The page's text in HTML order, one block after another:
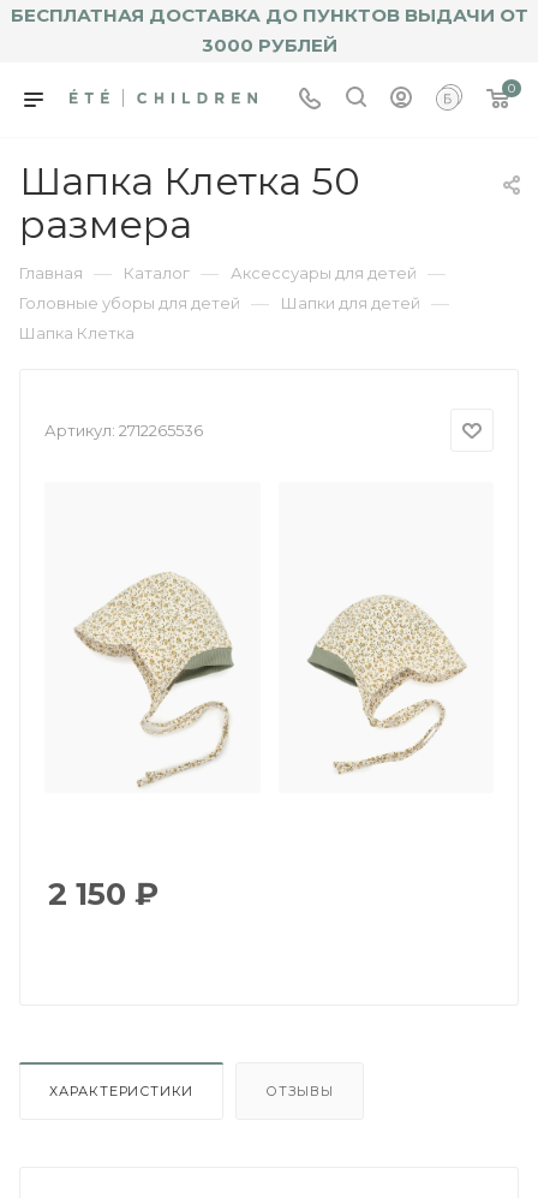
БЕСПЛАТНАЯ ДОСТАВКА ДО ПУНКТОВ ВЫДАЧИ ОТ
3000 РУБЛЕЙ
0
Шапка Клетка 50
размера
Главная — Каталог — Аксессуары для детей —
Головные уборы для детей — Шапки для детей —
Шапка Клетка
Артикул: 2712265536
2 150 ₽
ХАРАКТЕРИСТИКИ ОТЗЫВЫ